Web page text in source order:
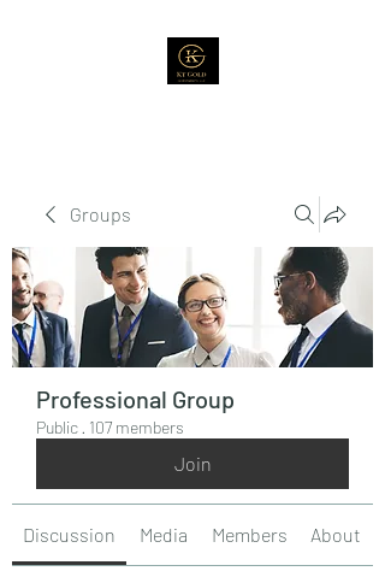
Groups
Professional Group
Public · 107 members
Join
Discussion Media Members About